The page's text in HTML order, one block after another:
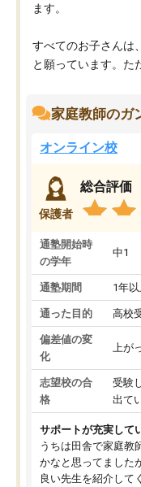
ます。
すべてのお子さんは
と願っています。た
家庭教師のガ
オンライン校
保護者
総合評価
通塾開始時
の学年
中1
通塾期間 1年以
通った目的 高校
偏差値の変
化
上が
志望校の合
格
受験
出て
サポートが充実して
うちは田舎で家庭教
かなと思ってました
良い先生を紹介して